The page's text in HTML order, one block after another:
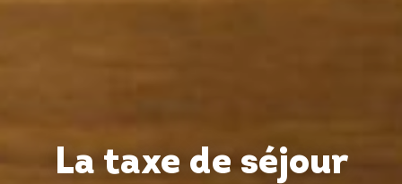
La taxe de séjour